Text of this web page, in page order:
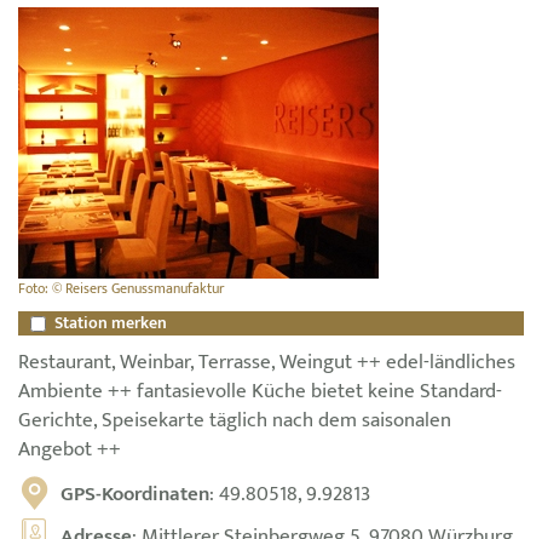
Foto: © Reisers Genussmanufaktur
Station merken
Restaurant, Weinbar, Terrasse, Weingut ++ edel-ländliches
Ambiente ++ fantasievolle Küche bietet keine Standard-
Gerichte, Speisekarte täglich nach dem saisonalen
Angebot ++
GPS-Koordinaten: 49.80518, 9.92813